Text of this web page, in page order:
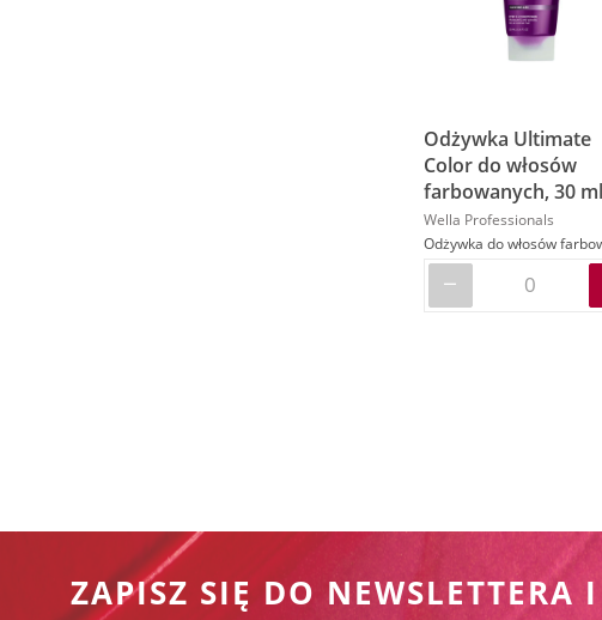
Odżywka Ultimate
Color do włosów
farbowanych, 30 ml
Wella Professionals
ZAPISZ SIĘ DO NEWSLETTERA